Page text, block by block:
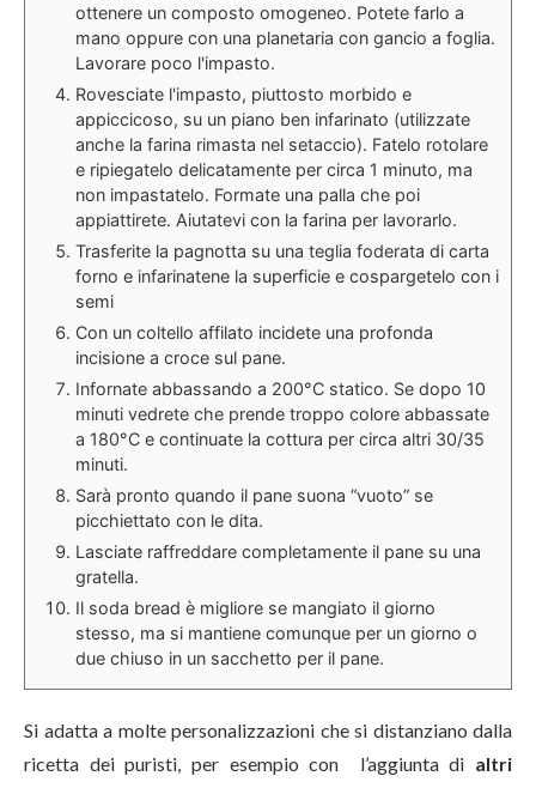
ottenere un composto omogeneo. Potete farlo a
mano oppure con una planetaria con gancio a foglia.
Lavorare poco l'impasto.
Rovesciate l'impasto, piuttosto morbido e
appiccicoso, su un piano ben infarinato (utilizzate
anche la farina rimasta nel setaccio). Fatelo rotolare
e ripiegatelo delicatamente per circa 1 minuto, ma
non impastatelo. Formate una palla che poi
appiattirete. Aiutatevi con la farina per lavorarlo.
Trasferite la pagnotta su una teglia foderata di carta
forno e infarinatene la superficie e cospargetelo con i
semi
Con un coltello affilato incidete una profonda
incisione a croce sul pane.
Infornate abbassando a 200°C statico. Se dopo 10
minuti vedrete che prende troppo colore abbassate
a 180°C e continuate la cottura per circa altri 30/35
minuti.
Sarà pronto quando il pane suona “vuoto” se
picchiettato con le dita.
Lasciate raffreddare completamente il pane su una
gratella.
Il soda bread è migliore se mangiato il giorno
stesso, ma si mantiene comunque per un giorno o
due chiuso in un sacchetto per il pane.
Si adatta a molte personalizzazioni che si distanziano dalla
ricetta dei puristi, per esempio con l’aggiunta di altri